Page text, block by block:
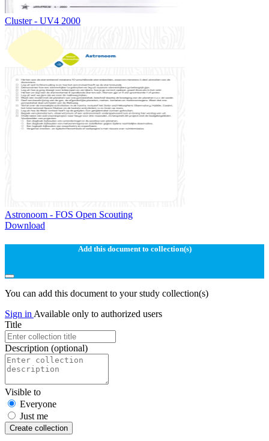
Cluster - UV4 2000
Astronoom - FOS Open Scouting
Download
Add this document to collection(s)
You can add this document to your study collection(s)
Sign in Available only to authorized users
Title
Description (optional)
Visible to
Everyone
Just me
Create collection